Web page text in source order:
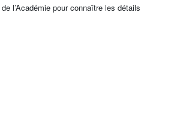
de l’Académie pour connaître les détails